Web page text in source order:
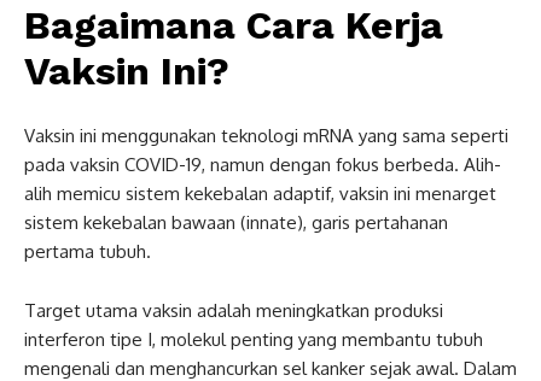
Bagaimana Cara Kerja
Vaksin Ini?
Vaksin ini menggunakan teknologi mRNA yang sama seperti
pada vaksin COVID-19, namun dengan fokus berbeda. Alih-
alih memicu sistem kekebalan adaptif, vaksin ini menarget
sistem kekebalan bawaan (innate), garis pertahanan
pertama tubuh.
Target utama vaksin adalah meningkatkan produksi
interferon tipe I, molekul penting yang membantu tubuh
mengenali dan menghancurkan sel kanker sejak awal. Dalam